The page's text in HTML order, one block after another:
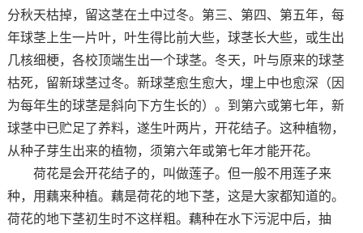
分秋天枯掉，留这茎在土中过冬。第三、第四、第五年，每
年球茎上生一片叶，叶生得比前大些，球茎长大些，或生出
几核细梗，各校顶端生出一个球茎。冬天，叶与原来的球茎
枯死，留新球茎过冬。新球茎愈生愈大，埋上中也愈深（因
为每年生的球茎是斜向下方生长的）。到第六或第七年，新
球茎中已贮足了养料，遂生叶两片，开花结子。这种植物，
从种子芽生出来的植物，须第六年或第七年才能开花。
荷花是会开花结子的，叫做莲子。但一般不用莲子来
种，用藕来种植。藕是荷花的地下茎，这是大家都知道的。
荷花的地下茎初生时不这样粗。藕种在水下污泥中后，抽